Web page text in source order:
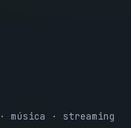
música · streaming